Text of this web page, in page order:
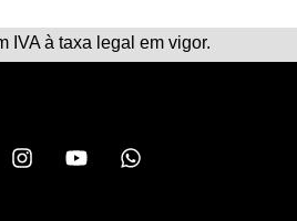
IVA à taxa legal em vigor.